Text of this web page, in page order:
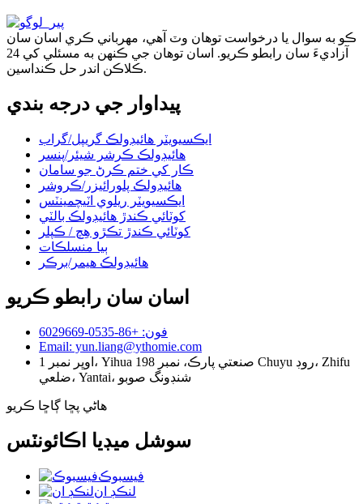
ڪو به سوال يا درخواست توهان وٽ آهي، مهرباني ڪري اسان سان
آزاديءَ سان رابطو ڪريو. اسان توهان جي ڪنهن به مسئلي کي 24
ڪلاڪن اندر حل ڪنداسين.
پيداوار جي درجه بندي
ايڪسيويٽر هائيڊولڪ گريپل/گراب
هائيڊولڪ ڪرشر شيئر/پنسر
ڪار کي ختم ڪرڻ جو سامان
هائيڊولڪ پلورائيزر/ڪروشر
ايڪسيويٽر ريلوي اٽيچمينٽس
کوٽائي ڪندڙ هائيڊولڪ بالٽي
کوٽائي ڪندڙ تڪڙو هِچ / ڪپلر
ٻيا منسلڪات
هائيڊولڪ هيمر/برڪر
اسان سان رابطو ڪريو
فون: +86-0535-6029669
Email: yun.liang@ythomie.com
اوڀر نمبر 1، Yihua صنعتي پارڪ، نمبر 198 Chuyu روڊ، Zhifu
ضلعي، Yantai، شنڊونگ صوبو
هاڻي پڇا ڳاڇا ڪريو
سوشل ميڊيا اڪائونٽس
فيسبوڪ
لنڪڊ ان